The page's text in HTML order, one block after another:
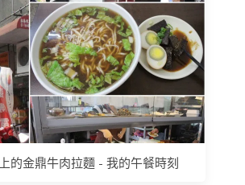
的金鼎牛肉拉麵 - 我的午餐時刻